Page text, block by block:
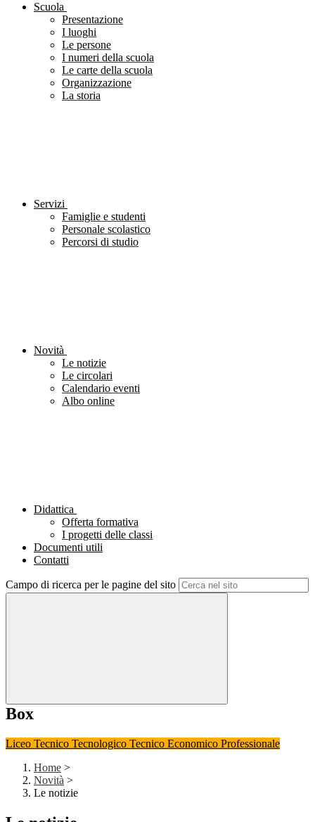
Scuola
Presentazione
I luoghi
Le persone
I numeri della scuola
Le carte della scuola
Organizzazione
La storia
Servizi
Famiglie e studenti
Personale scolastico
Percorsi di studio
Novità
Le notizie
Le circolari
Calendario eventi
Albo online
Didattica
Offerta formativa
I progetti delle classi
Documenti utili
Contatti
Campo di ricerca per le pagine del sito
Box
Liceo Tecnico Tecnologico Tecnico Economico Professionale
Home >
Novità >
Le notizie